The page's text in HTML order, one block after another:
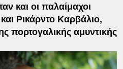
και οι παλαίμαχοι
Ρικάρντο Καρβάλιο,
πορτογαλικής αμυντικής